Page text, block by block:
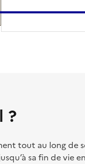
?
tout au long de
sa fin de vie